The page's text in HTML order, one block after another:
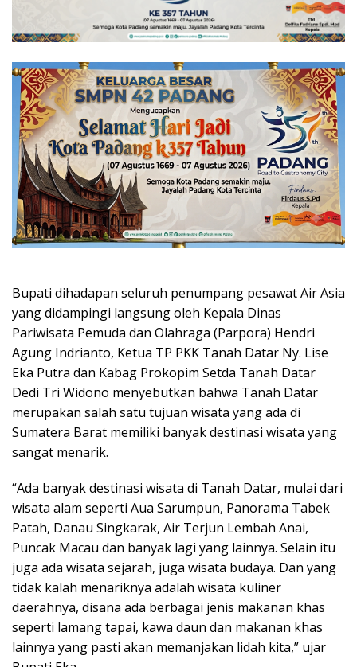
Bupati dihadapan seluruh penumpang pesawat Air Asia
yang didampingi langsung oleh Kepala Dinas
Pariwisata Pemuda dan Olahraga (Parpora) Hendri
Agung Indrianto, Ketua TP PKK Tanah Datar Ny. Lise
Eka Putra dan Kabag Prokopim Setda Tanah Datar
Dedi Tri Widono menyebutkan bahwa Tanah Datar
merupakan salah satu tujuan wisata yang ada di
Sumatera Barat memiliki banyak destinasi wisata yang
sangat menarik.
“Ada banyak destinasi wisata di Tanah Datar, mulai dari
wisata alam seperti Aua Sarumpun, Panorama Tabek
Patah, Danau Singkarak, Air Terjun Lembah Anai,
Puncak Macau dan banyak lagi yang lainnya. Selain itu
juga ada wisata sejarah, juga wisata budaya. Dan yang
tidak kalah menariknya adalah wisata kuliner
daerahnya, disana ada berbagai jenis makanan khas
seperti lamang tapai, kawa daun dan makanan khas
lainnya yang pasti akan memanjakan lidah kita,” ujar